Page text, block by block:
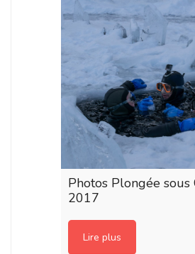
Photos Plongée sous
2017
Lire plus